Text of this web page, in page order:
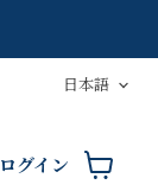
言
日本語
ログイン